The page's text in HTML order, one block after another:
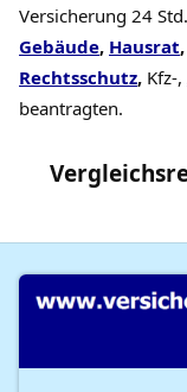
Versicherung 24
Gebäude, Hausrat,
Rechtsschutz, Kfz-,
beantragten.